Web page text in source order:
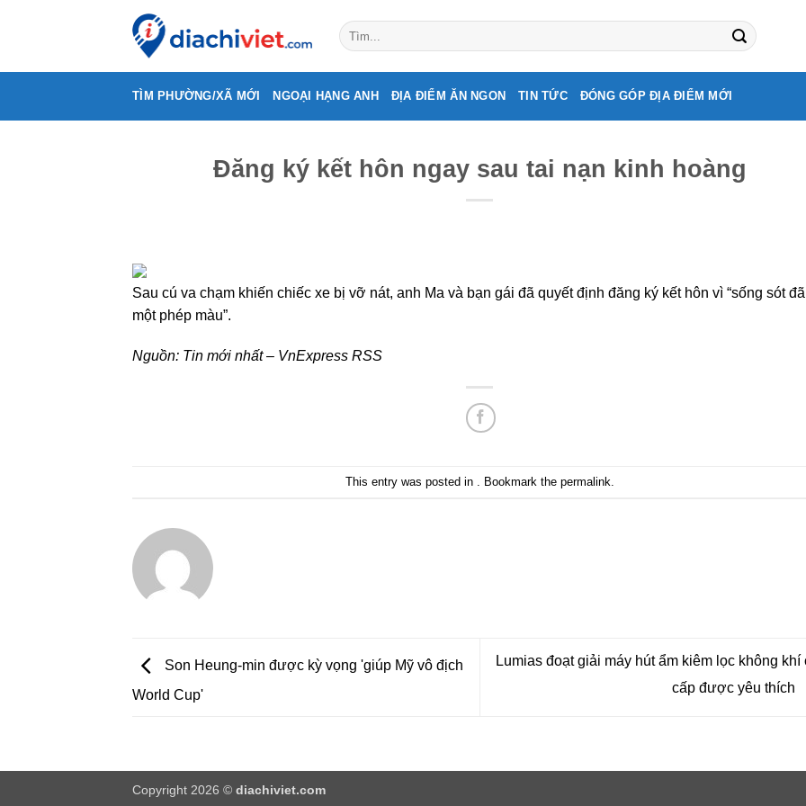
TÌM PHƯỜNG/XÃ MỚI NGOẠI HẠNG ANH ĐỊA ĐIỂM ĂN NGON TIN TỨC ĐÓNG GÓP ĐỊA ĐIỂM MỚI
Đăng ký kết hôn ngay sau tai nạn kinh hoàng
Sau cú va chạm khiến chiếc xe bị vỡ nát, anh Ma và bạn gái đã quyết định đăng ký kết hôn vì “sống sót
một phép màu”.
Nguồn: Tin mới nhất – VnExpress RSS
This entry was posted in . Bookmark the permalink
Son Heung-min được kỳ vọng 'giúp Mỹ vô địch
World Cup'
Lumias đoạt giải máy hút ẩm kiêm lọc không khí
cấp được yêu thích
Copyright 2026 © diachiviet.com